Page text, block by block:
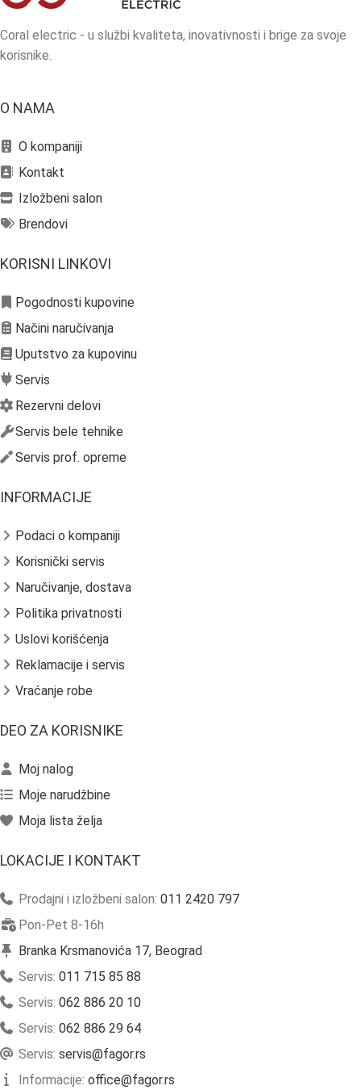
Coral electric - u službi kvaliteta, inovativnosti i brige za svoje
korisnike.
O NAMA
O kompaniji
Kontakt
Izložbeni salon
Brendovi
KORISNI LINKOVI
Pogodnosti kupovine
Načini naručivanja
Uputstvo za kupovinu
Servis
Rezervni delovi
Servis bele tehnike
Servis prof. opreme
INFORMACIJE
Podaci o kompaniji
Korisnički servis
Naručivanje, dostava
Politika privatnosti
Uslovi korišćenja
Reklamacije i servis
Vraćanje robe
DEO ZA KORISNIKE
Moj nalog
Moje narudžbine
Moja lista želja
LOKACIJE I KONTAKT
Prodajni i izložbeni salon: 011 2420 797
Pon-Pet 8-16h
Branka Krsmanovića 17, Beograd
Servis: 011 715 85 88
Servis: 062 886 20 10
Servis: 062 886 29 64
Servis: servis@fagor.rs
Informacije: office@fagor.rs